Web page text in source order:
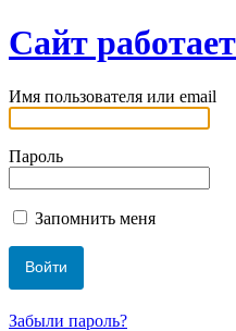
Сайт
Имя пользователя или email
Пароль
Запомнить меня
Забыли пароль?